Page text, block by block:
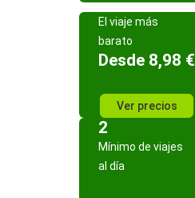
El viaje más
barato
Desde 8,98 €
Ver precios
2
Mínimo de viajes
al día